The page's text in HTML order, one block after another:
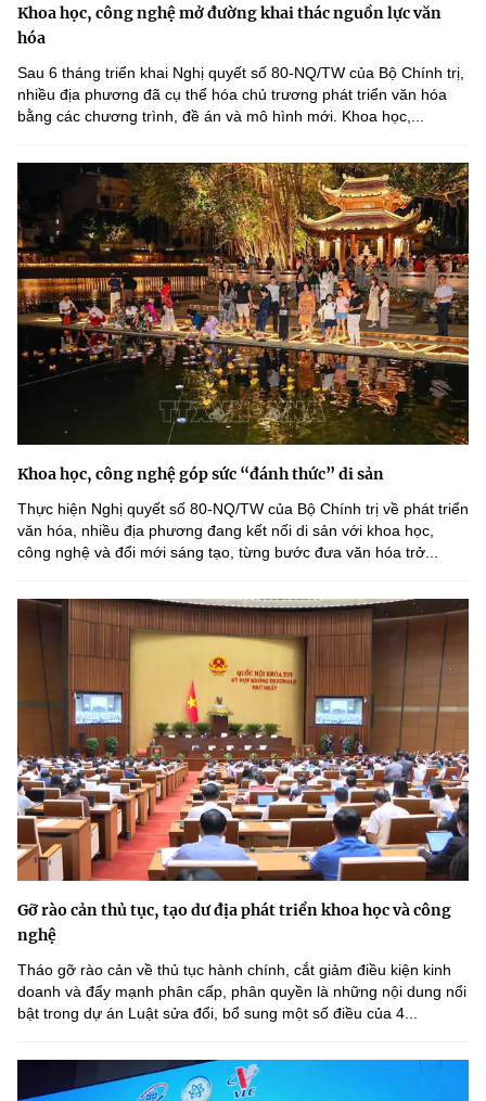
Khoa học, công nghệ mở đường khai thác nguồn lực văn
hóa
Sau 6 tháng triển khai Nghị quyết số 80-NQ/TW của Bộ Chính trị,
nhiều địa phương đã cụ thể hóa chủ trương phát triển văn hóa
bằng các chương trình, đề án và mô hình mới. Khoa học,...
Khoa học, công nghệ góp sức “đánh thức” di sản
Thực hiện Nghị quyết số 80-NQ/TW của Bộ Chính trị về phát triển
văn hóa, nhiều địa phương đang kết nối di sản với khoa học,
công nghệ và đổi mới sáng tạo, từng bước đưa văn hóa trở...
Gỡ rào cản thủ tục, tạo dư địa phát triển khoa học và công
nghệ
Tháo gỡ rào cản về thủ tục hành chính, cắt giảm điều kiện kinh
doanh và đẩy mạnh phân cấp, phân quyền là những nội dung nổi
bật trong dự án Luật sửa đổi, bổ sung một số điều của 4...